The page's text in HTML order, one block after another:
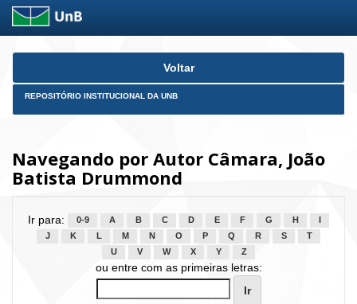
Skip
Voltar
REPOSITÓRIO INSTITUCIONAL DA UNB
Navegando por Autor Câmara, João
Batista Drummond
Ir para: 0-9 A B C D E F G H
J
K L M N O P Q R S
T
U
V W X Y Z
ou entre com as primeiras letras: